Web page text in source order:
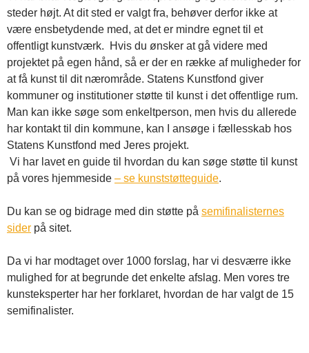
steder højt. At dit sted er valgt fra, behøver derfor ikke at
være ensbetydende med, at det er mindre egnet til et
offentligt kunstværk. Hvis du ønsker at gå videre med
projektet på egen hånd, så er der en række af muligheder for
at få kunst til dit nærområde. Statens Kunstfond giver
kommuner og institutioner støtte til kunst i det offentlige rum.
Man kan ikke søge som enkeltperson, men hvis du allerede
har kontakt til din kommune, kan I ansøge i fællesskab hos
Statens Kunstfond med Jeres projekt.
Vi har lavet en guide til hvordan du kan søge støtte til kunst
på vores hjemmeside – se kunststøtteguide.
Du kan se og bidrage med din støtte på semifinalisternes
sider på sitet.
Da vi har modtaget over 1000 forslag, har vi desværre ikke
mulighed for at begrunde det enkelte afslag. Men vores tre
kunsteksperter har her forklaret, hvordan de har valgt de 15
semifinalister.